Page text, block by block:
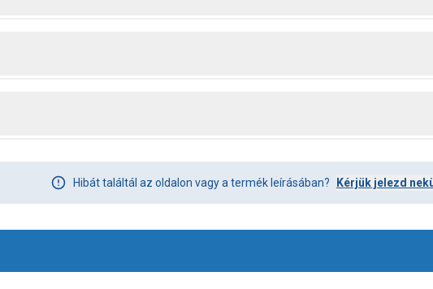
Hibát találtál az oldalon vagy a termék leírásában? Kérjük jelezd